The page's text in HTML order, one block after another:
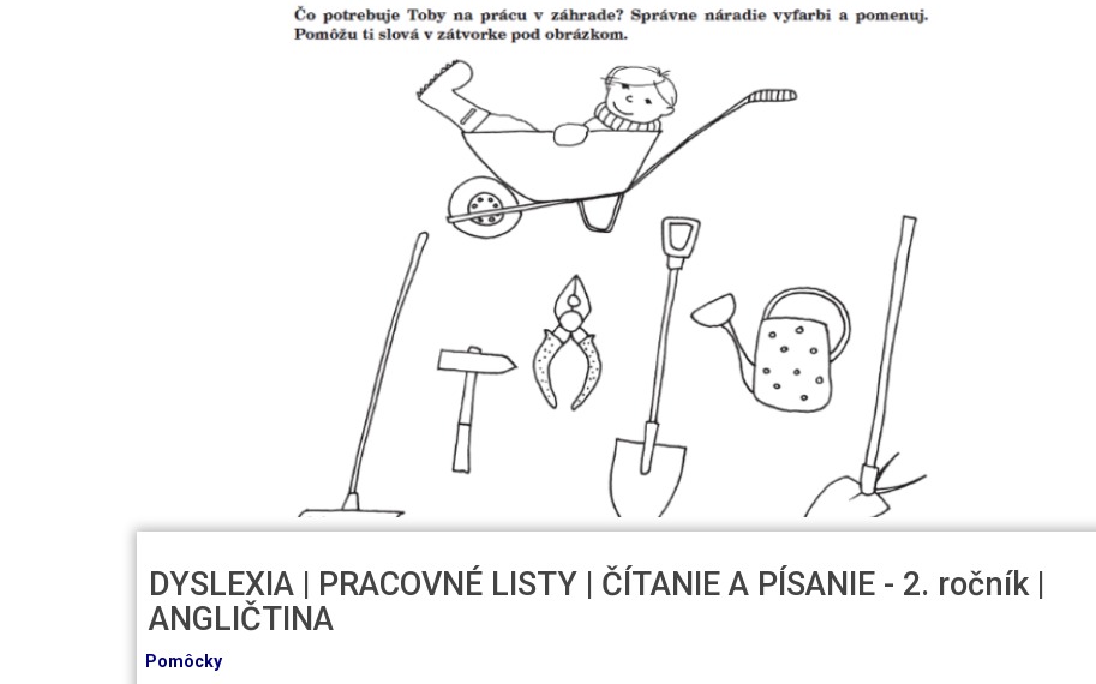
DYSLEXIA | PRACOVNÉ LISTY | ČÍTANIE A PÍSANIE - 2. ročník |
ANGLIČTINA
Pomôcky